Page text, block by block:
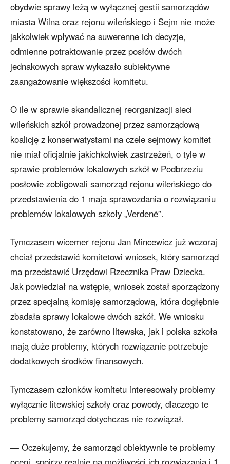
obydwie sprawy leżą w wyłącznej gestii samorządów
miasta Wilna oraz rejonu wileńskiego i Sejm nie może
jakkolwiek wpływać na suwerenne ich decyzje,
odmienne potraktowanie przez posłów dwóch
jednakowych spraw wykazało subiektywne
zaangażowanie większości komitetu.
O ile w sprawie skandalicznej reorganizacji sieci
wileńskich szkół prowadzonej przez samorządową
koalicję z konserwatystami na czele sejmowy komitet
nie miał oficjalnie jakichkolwiek zastrzeżeń, o tyle w
sprawie problemów lokalowych szkół w Podbrzeziu
posłowie zobligowali samorząd rejonu wileńskiego do
przedstawienia do 1 maja sprawozdania o rozwiązaniu
problemów lokalowych szkoły „Verdenė”.
Tymczasem wicemer rejonu Jan Mincewicz już wczoraj
chciał przedstawić komitetowi wniosek, który samorząd
ma przedstawić Urzędowi Rzecznika Praw Dziecka.
Jak powiedział na wstępie, wniosek został sporządzony
przez specjalną komisję samorządową, która dogłębnie
zbadała sprawy lokalowe dwóch szkół. We wniosku
konstatowano, że zarówno litewska, jak i polska szkoła
mają duże problemy, których rozwiązanie potrzebuje
dodatkowych środków finansowych.
Tymczasem członków komitetu interesowały problemy
wyłącznie litewskiej szkoły oraz powody, dlaczego te
problemy samorząd dotychczas nie rozwiązał.
— Oczekujemy, że samorząd obiektywnie te problemy